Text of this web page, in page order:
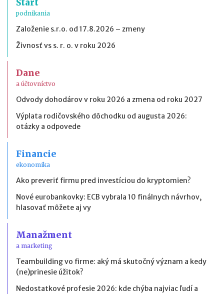
Štart
podnikania
Založenie s.r.o. od 17.8.2026 – zmeny
Živnosť vs s. r. o. v roku 2026
Dane
a účtovníctvo
Odvody dohodárov v roku 2026 a zmena od roku 2027
Výplata rodičovského dôchodku od augusta 2026:
otázky a odpovede
Financie
ekonomika
Ako preveriť firmu pred investíciou do kryptomien?
Nové eurobankovky: ECB vybrala 10 finálnych návrhov,
hlasovať môžete aj vy
Manažment
a marketing
Teambuilding vo firme: aký má skutočný význam a kedy
(ne)prinesie úžitok?
Nedostatkové profesie 2026: kde chýba najviac ľudí a